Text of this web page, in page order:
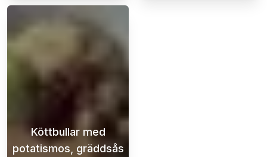
Köttbullar med
potatismos, gräddsås